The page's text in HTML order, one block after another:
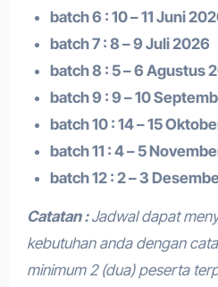
batch 6 : 10 – 11 Juni
batch 7 : 8 – 9 Juli 2026
batch 8 : 5 – 6 Agustus
batch 9 : 9 – 10
batch 10 : 14 – 15
batch 11 : 4 – 5
batch 12 : 2 – 3
Catatan :Jadwal dapat
kebutuhan anda dengan
minimum 2 (dua) peserta